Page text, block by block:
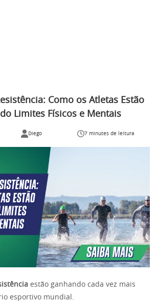
Como os Atletas Estão
Limites Físicos e Mentais
Diego 7 minutes de leitura
estão ganhando cada vez mais
esportivo mundial.